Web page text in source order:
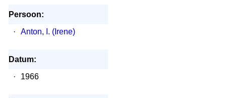
Persoon:
·
Anton, I. (Irene)
Datum:
·
1966